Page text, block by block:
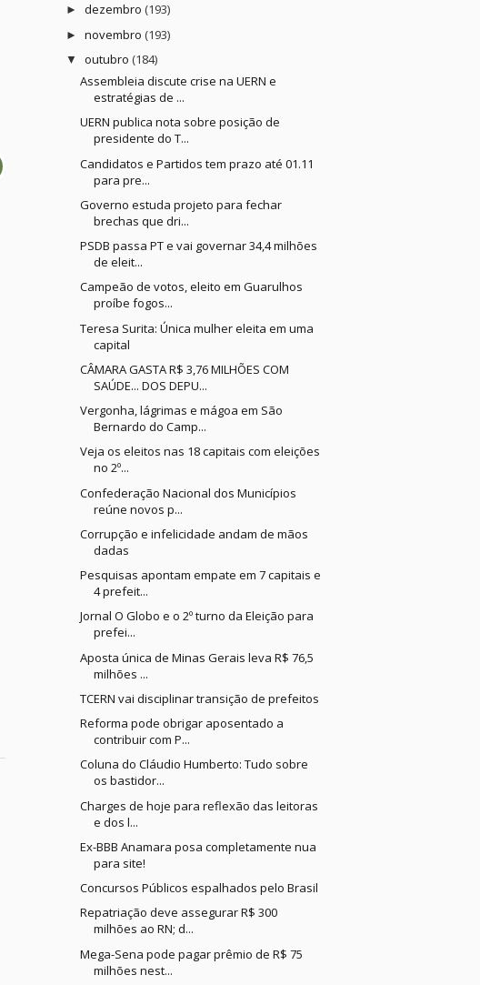
► dezembro (193)
► novembro (193)
▼ outubro (184)
Assembleia discute crise na UERN e
estratégias de ...
UERN publica nota sobre posição de
presidente do T...
Candidatos e Partidos tem prazo até 01.11
para pre...
Governo estuda projeto para fechar
brechas que dri...
PSDB passa PT e vai governar 34,4 milhões
de eleit...
Campeão de votos, eleito em Guarulhos
proíbe fogos...
Teresa Surita: Única mulher eleita em uma
capital
CÂMARA GASTA R$ 3,76 MILHÕES COM
SAÚDE... DOS DEPU...
Vergonha, lágrimas e mágoa em São
Bernardo do Camp...
Veja os eleitos nas 18 capitais com eleições
no 2º...
Confederação Nacional dos Municípios
reúne novos p...
Corrupção e infelicidade andam de mãos
dadas
Pesquisas apontam empate em 7 capitais e
4 prefeit...
Jornal O Globo e o 2º turno da Eleição para
prefei...
Aposta única de Minas Gerais leva R$ 76,5
milhões ...
TCERN vai disciplinar transição de prefeitos
Reforma pode obrigar aposentado a
contribuir com P...
Coluna do Cláudio Humberto: Tudo sobre
os bastidor...
Charges de hoje para reflexão das leitoras
e dos l...
Ex-BBB Anamara posa completamente nua
para site!
Concursos Públicos espalhados pelo Brasil
Repatriação deve assegurar R$ 300
milhões ao RN; d...
Mega-Sena pode pagar prêmio de R$ 75
milhões nest...